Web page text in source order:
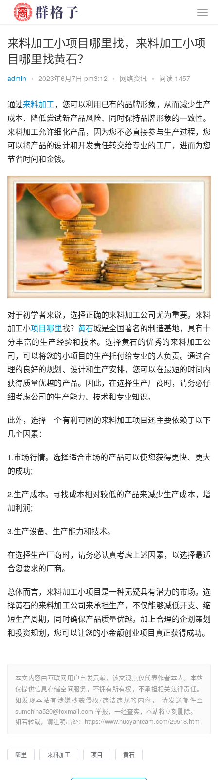
来料加工小项目哪里找，来料加工小项
目哪里找黄石？
admin • 2023年6月7日 pm3:12 • 网络资讯 • 阅读 1457
通过来料加工，您可以利用已有的品牌形象，从而减少生产
成本、降低尝试新产品风险、同时保持品牌形象的一致性。
来料加工允许细化产品，因为您不必直接参与生产过程，您
可以将产品的设计和开发责任转交给专业的工厂，进而为您
节省时间和金钱。
对于初学者来说，选择正确的来料加工公司尤为重要。来料
加工小项目哪里找？ 黄石城是全国著名的制造基地，具有十
分丰富的生产经验和技术。选择黄石的优秀的来料加工公
司，可以将您的小项目的生产托付给专业的人负责。通过合
理的良好的规划、设计和生产安排，您可以在最短的时间内
获得质量优越的产品。因此，在选择生产厂商时，请务必仔
细考虑公司的生产能力、技术和专业知识。
此外，选择一个有利可图的来料加工项目还主要依赖于以下
几个因素：
1.市场行情。选择适合市场的产品可以使您获得更快、更大
的成功;
2.生产成本。寻找成本相对较低的产品来减少生产成本，增
加利润;
3.生产设备、生产能力和技术。
在选择生产厂商时，请务必认真考虑上述因素，以选择最适
合您要求的厂商。
总体而言，来料加工小项目是一种无疑具有潜力的市场。选
择黄石的来料加工公司来承担生产，不仅能够减低开支、缩
短生产周期，同时确保产品质量优越。加上合理的企划策划
和投资规划，您可以让您的小金额创业项目真正获得成功。
本文内容由互联网用户自发贡献，该文观点仅代表作者本人。本站
仅提供信息存储空间服务，不拥有所有权，不承担相关法律责任。
如发现本站有涉嫌抄袭侵权/违法违规的内容， 请发送邮件至
sumchina520@foxmail.com 举报，一经查实，本站将立刻删除。
如若转载，请注明出处：https://www.huoyanteam.com/29518.html
哪里 来料加工 项目 黄石